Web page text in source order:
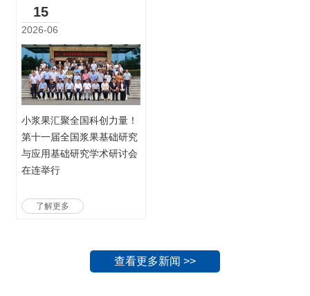
15
2026-06
小浆果汇聚全国科创力量！
第十一届全国浆果基础研究
与应用基础研究学术研讨会
在连举行
了解更多
查看更多新闻 >>